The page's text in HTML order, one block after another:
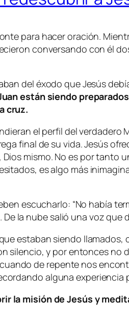
para hacer oración.
conversando con él
del éxodo que Jesús
están siendo
cruz.
el perfil del verdadero
final de su vida. Jesús
mismo. No es por tanto
es algo más
escucharlo: “No había
la nube salió una voz que
estaban siendo
y por entonces no
de repente nos
alguna experiencia
la misión de Jesús y